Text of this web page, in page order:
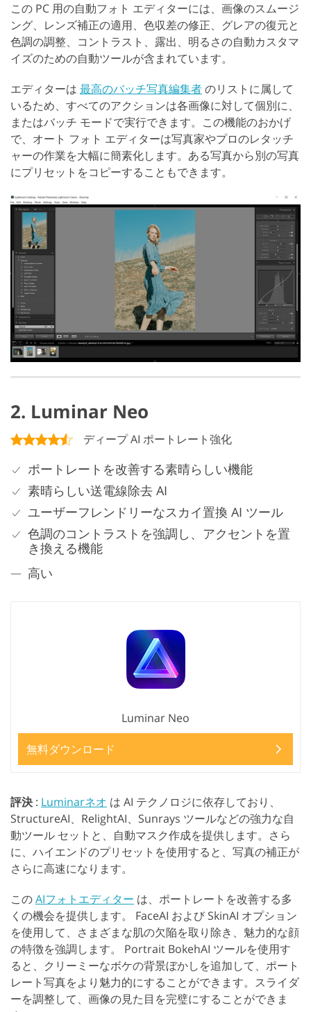
この PC 用の自動フォト エディターには、画像のスムージ
ング、レンズ補正の適用、色収差の修正、グレアの復元と
色調の調整、コントラスト、露出、明るさの自動カスタマ
イズのための自動ツールが含まれています。
エディターは 最高のバッチ写真編集者のリストに属して
いるため、すべてのアクションは各画像に対して個別に、
またはバッチ モードで実行できます。この機能のおかげ
で、オート フォト エディターは写真家やプロのレタッチ
ャーの作業を大幅に簡素化します。ある写真から別の写真
にプリセットをコピーすることもできます。
2. Luminar Neo
ディープ AI ポートレート強化
ポートレートを改善する素晴らしい機能
素晴らしい送電線除去 AI
ユーザーフレンドリーなスカイ置換 AI ツール
色調のコントラストを強調し、アクセントを置
き換える機能
高い
Luminar Neo
無料ダウンロード
評決 : Luminarネオ は AI テクノロジに依存しており、
StructureAI、RelightAI、Sunrays ツールなどの強力な自
動ツール セットと、自動マスク作成を提供します。さら
に、ハイエンドのプリセットを使用すると、写真の補正が
さらに高速になります。
このAIフォトエディター は、ポートレートを改善する多
くの機会を提供します。 FaceAI および SkinAI オプション
を使用して、さまざまな肌の欠陥を取り除き、魅力的な顔
の特徴を強調します。 Portrait BokehAI ツールを使用す
ると、クリーミーなボケの背景ぼかしを追加して、ポート
レート写真をより魅力的にすることができます。スライダ
ーを調整して、画像の見た目を完璧にすることができま